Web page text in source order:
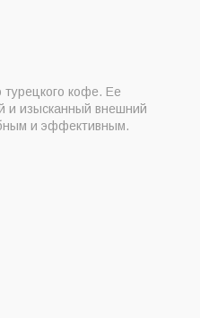
турецкого кофе. Ее
и изысканный внешний
и эффективным.